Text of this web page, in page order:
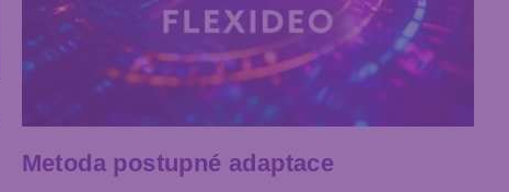
Metoda postupné adaptace